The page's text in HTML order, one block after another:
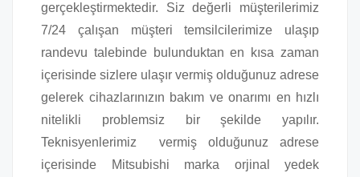
gerçekleştirmektedir. Siz değerli müşterilerimiz
7/24 çalışan müşteri temsilcilerimize ulaşıp
randevu talebinde bulunduktan en kısa zaman
içerisinde sizlere ulaşır vermiş olduğunuz adrese
gelerek cihazlarınızın bakım ve onarımı en hızlı
nitelikli problemsiz bir şekilde yapılır.
Teknisyenlerimiz vermiş olduğunuz adrese
içerisinde Mitsubishi marka orjinal yedek